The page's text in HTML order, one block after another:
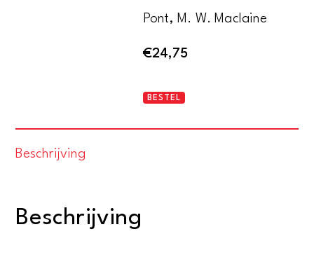
Pont, M. W. Maclaine
€24,75
Twee
BESTEL
Beschrijving
Beschrijving